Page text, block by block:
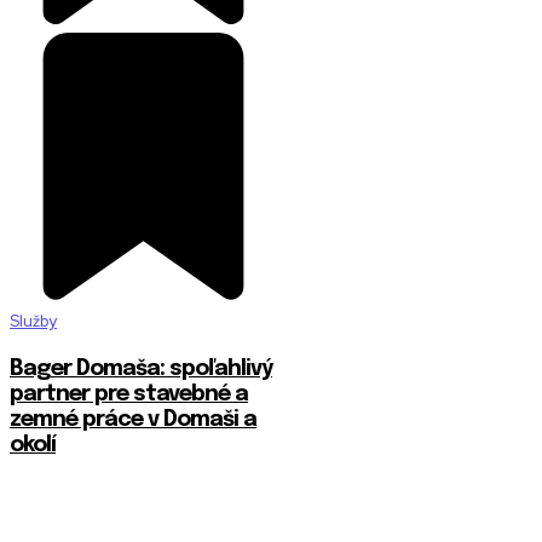
Služby
Bager Domaša: spoľahlivý
partner pre stavebné a
zemné práce v Domaši a
okolí